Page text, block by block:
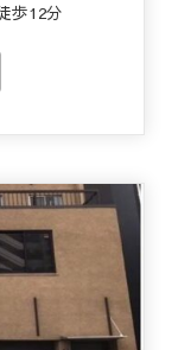
歩12分